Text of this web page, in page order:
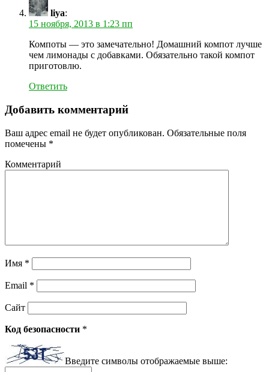
liya:
15 ноября, 2013 в 1:23 пп
Компоты — это замечательно! Домашний компот лучше
чем лимонады с добавками. Обязательно такой компот
приготовлю.
Ответить
Добавить комментарий
Ваш адрес email не будет опубликован. Обязательные поля
помечены *
Комментарий
Имя *
Email *
Сайт
Код безопасности *
Введите символы отображаемые выше: